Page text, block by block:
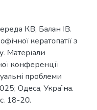
КВ, Балан ІВ.
кератопатії з
Матеріали
конференції
проблеми
Одеса, Україна.
18-20.